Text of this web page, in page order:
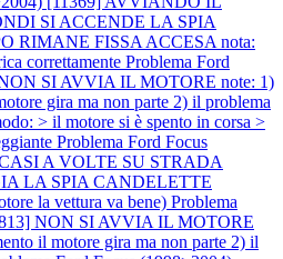
SI ACCENDE LA SPIA
RIMANE FISSA ACCESA nota:
correttamente Problema Ford
SI AVVIA IL MOTORE note: 1)
gira ma non parte 2) il problema
> il motore si è spento in corsa >
Problema Ford Focus
A VOLTE SU STRADA
LA SPIA CANDELETTE
la vettura va bene) Problema
NON SI AVVIA IL MOTORE
il motore gira ma non parte 2) il